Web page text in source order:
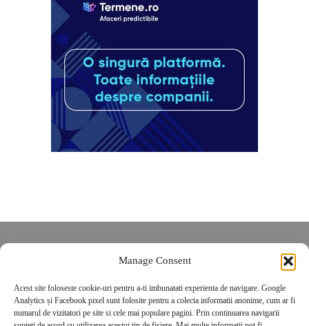
Manage Consent
Acest site foloseste cookie-uri pentru a-ti imbunatati experienta de navigare. Google
Analytics și Facebook pixel sunt folosite pentru a colecta informatii anonime, cum ar fi
numarul de vizitatori pe site si cele mai populare pagini. Prin continuarea navigarii
POLITICĂ DE CONFIDENȚIALITATE
Politica de cookies